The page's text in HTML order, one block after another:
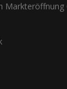
Markteröffnung